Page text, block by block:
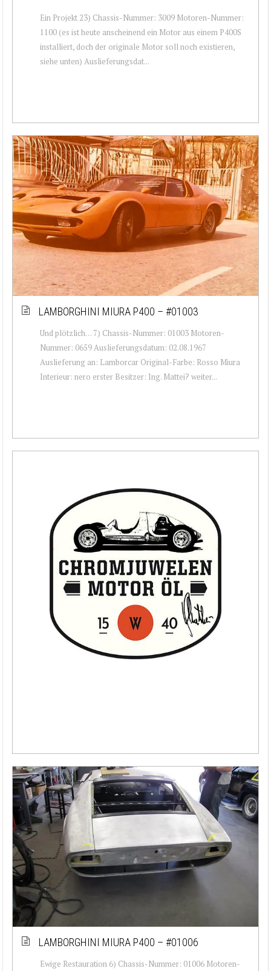
Ein Projekt 23) Chassis-Nummer: 3009 Motoren-Nummer:
1100 (es ist heute anscheinend ein Motor aus einem P400S
installiert, doch der originale Motor soll noch existieren,
siehe unten) Auslieferungsdat...
LAMBORGHINI MIURA P400 – #01003
Und plötzlich… 7) Chassis-Nummer: 01003 Motoren-
Nummer: 0659 Auslieferungsdatum: 02.08.1967
Auslieferung an: Lamborcar Original-Farbe: Rosso Miura
Interieur: nero erster Besitzer: Ing. Mattei? weiter...
LAMBORGHINI MIURA P400 – #01006
Ewige Restauration 6) Chassis-Nummer: 01006 Motoren-